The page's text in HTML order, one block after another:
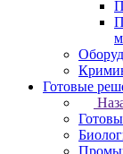
Готовые